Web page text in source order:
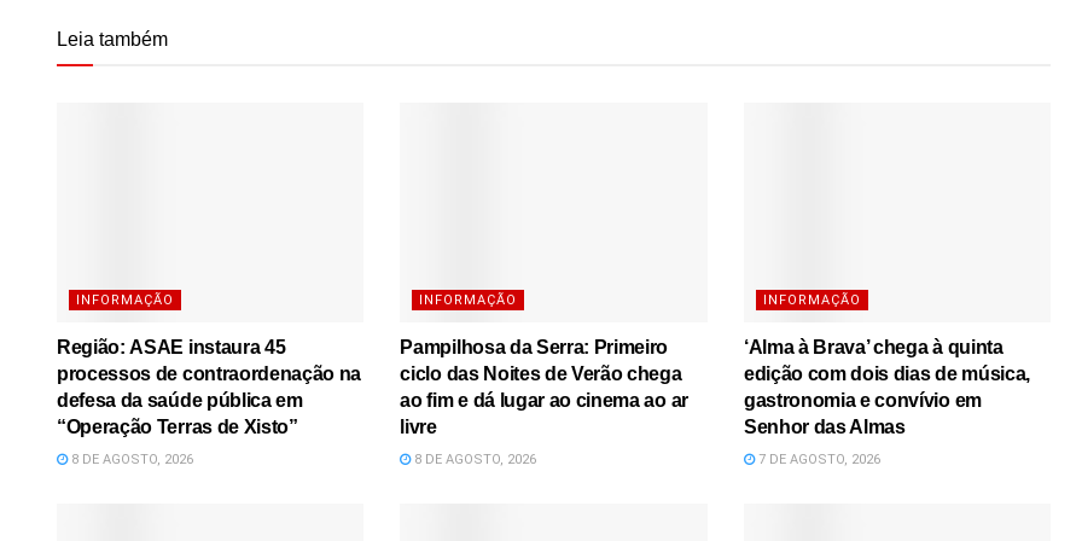
Leia também
INFORMAÇÃO
Região: ASAE instaura 45
processos de contraordenação na
defesa da saúde pública em
“Operação Terras de Xisto”
8 DE AGOSTO, 2026
INFORMAÇÃO
Pampilhosa da Serra: Primeiro
ciclo das Noites de Verão chega
ao fim e dá lugar ao cinema ao ar
livre
8 DE AGOSTO, 2026
INFORMAÇÃO
‘Alma à Brava’ chega à quinta
edição com dois dias de música,
gastronomia e convívio em
Senhor das Almas
7 DE AGOSTO, 2026